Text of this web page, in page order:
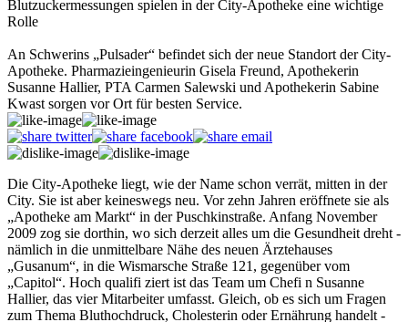
Blutzuckermessungen spielen in der City-Apotheke eine wichtige
Rolle
An Schwerins „Pulsader“ befindet sich der neue Standort der City-
Apotheke. Pharmazieingenieurin Gisela Freund, Apothekerin
Susanne Hallier, PTA Carmen Salewski und Apothekerin Sabine
Kwast sorgen vor Ort für besten Service.
Die City-Apotheke liegt, wie der Name schon verrät, mitten in der
City. Sie ist aber keineswegs neu. Vor zehn Jahren eröffnete sie als
„Apotheke am Markt“ in der Puschkinstraße. Anfang November
2009 zog sie dorthin, wo sich derzeit alles um die Gesundheit dreht -
nämlich in die unmittelbare Nähe des neuen Ärztehauses
„Gusanum“, in die Wismarsche Straße 121, gegenüber vom
„Capitol“. Hoch qualifi ziert ist das Team um Chefi n Susanne
Hallier, das vier Mitarbeiter umfasst. Gleich, ob es sich um Fragen
zum Thema Bluthochdruck, Cholesterin oder Ernährung handelt -